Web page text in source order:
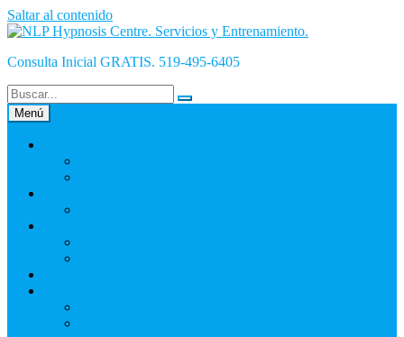
Saltar al contenido
Consulta Inicial GRATIS. 519-495-6405
Menú